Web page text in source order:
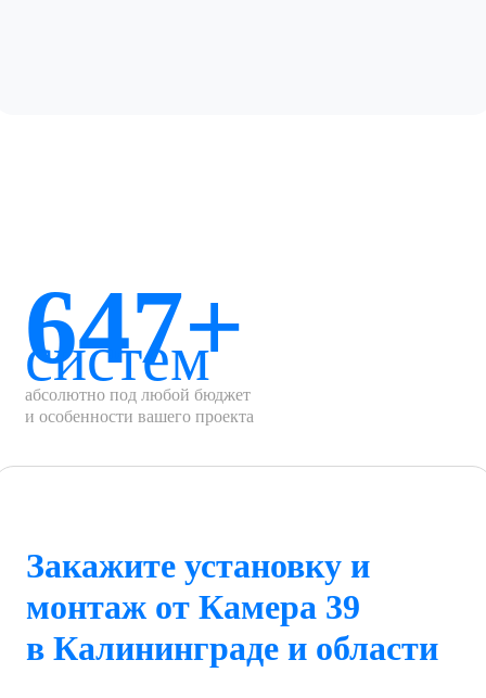
647+
систем
абсолютно под любой бюджет
и особенности вашего проекта
Закажите установку и
монтаж от Камера 39
в Калининграде и области